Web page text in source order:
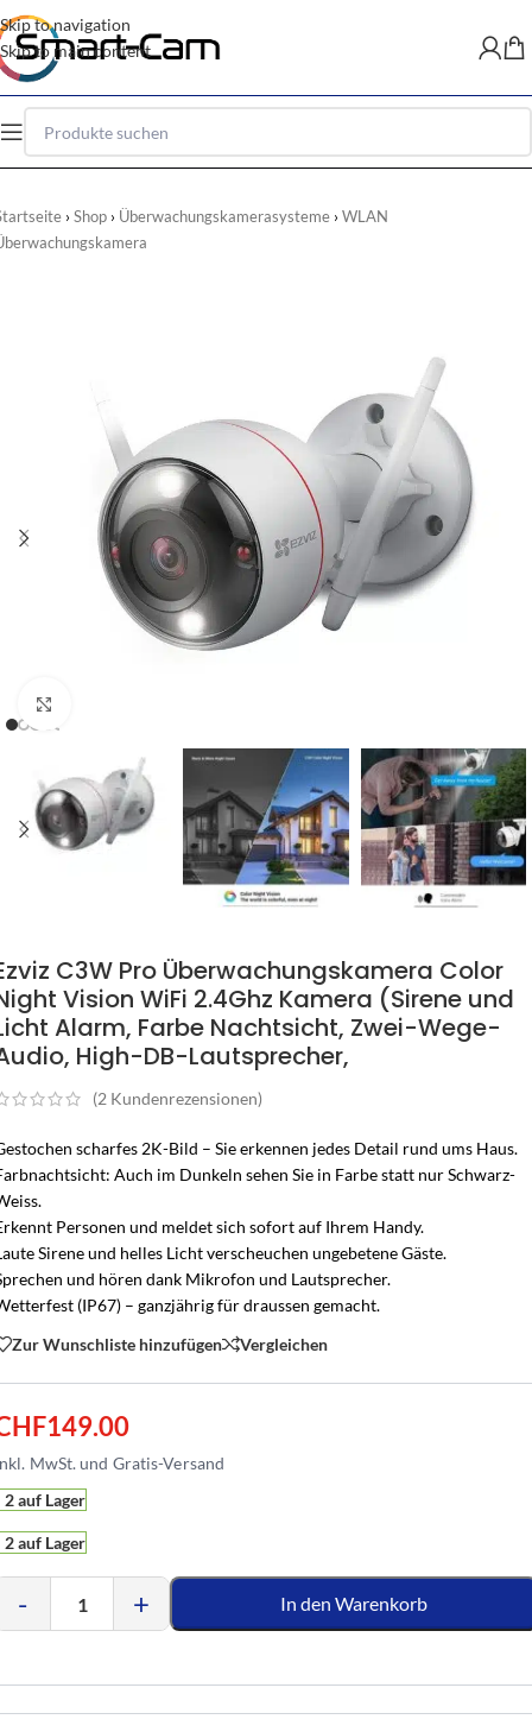
Skip to navigation
Skip to main content
Shop Überwachungskamerasysteme
WLAN
C3W Pro Überwachungskamera Color
Vision WiFi 2.4Ghz Kamera (Sirene und
Alarm, Farbe Nachtsicht, Zwei-Wege-
High-DB-Lautsprecher,
(2 Kundenrezensionen)
scharfes 2K-Bild – Sie erkennen jedes Detail rund ums Haus.
Auch im Dunkeln sehen Sie in Farbe statt nur Schwarz-
Personen und meldet sich sofort auf Ihrem Handy.
Sirene und helles Licht verscheuchen ungebetene Gäste.
und hören dank Mikrofon und Lautsprecher.
(IP67) – ganzjährig für draussen gemacht.
Zur Wunschliste hinzufügen
Vergleichen
149.00
2 auf Lager
2 auf Lager
- + In den Warenkorb